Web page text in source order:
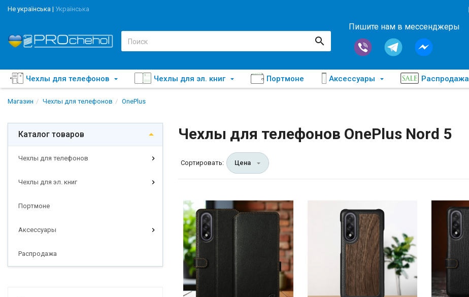
Не українська | Українська
Пишите нам в мессенджеры
Чехлы для телефонов Чехлы для эл. книг Портмоне Аксессуары Распродажа
Магазин Чехлы для телефонов OnePlus
Каталог товаров
Чехлы для телефонов
Чехлы для эл. книг
Портмоне
Аксессуары
Распродажа
Чехлы для телефонов OnePlus Nord 5
Сортировать: Цена